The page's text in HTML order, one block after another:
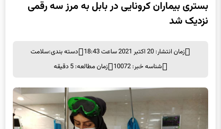
نزدیک شد
شناسه خبر: 10072
زمان مطالعه: 5 دقیقه